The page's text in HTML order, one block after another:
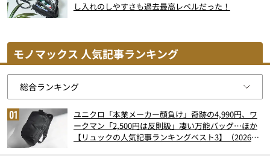
し入れのしやすさも過去最高レベルだった！
モノマックス 人気記事ランキング
ユニクロ「本業メーカー顔負け」奇跡の4,990円、ワ
ークマン「2,500円は反則級」凄い万能バッグ…ほか
【リュックの人気記事ランキングベスト3】（2026年